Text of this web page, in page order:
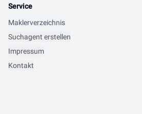
Service
Maklerverzeichnis
Suchagent erstellen
Impressum
Kontakt